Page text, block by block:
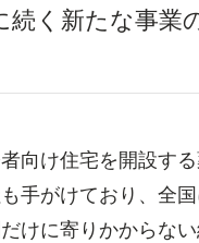
続く新たな事業
向け住宅を開設す
手がけており、全
けに寄りかからな